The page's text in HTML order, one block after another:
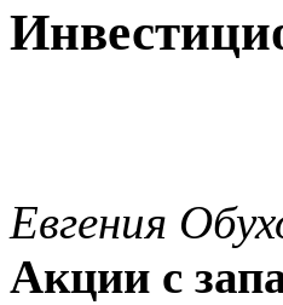
Евгения
Акции с